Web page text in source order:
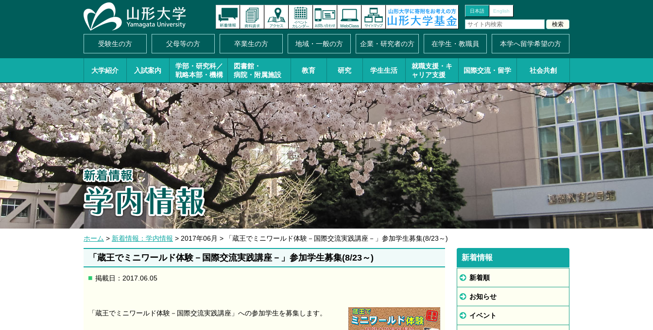
日本語 English
受験生の方 父母等の方 卒業生の方 地域・一般の方 企業・研究者の方 在学生・教職員 本学へ留学希望の方
大学紹介 入試案内
学部・研究科／
戦略本部・機構
図書館・
病院・附属施設
教育 研究 学生生活
就職支援・ キ
ャリア支援
国際交流・留学 社会共創
ホーム > 新着情報：学内情報 > 2017年06月 > 「蔵王でミニワールド体験－国際交流実践講座－」参加学生募集(8/23～)
「蔵王でミニワールド体験－国際交流実践講座－」参加学生募集(8/23～)
掲載日：2017.06.05
「蔵王でミニワールド体験－国際交流実践講座」への参加学生を募集します。
新着情報
新着順
お知らせ
イベント